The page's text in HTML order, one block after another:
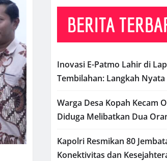
BERITA
Inovasi E-Patmo Lahir di
Tembilahan: Langkah
Warga Desa Kopah Kecam
Diduga Melibatkan Dua
Kapolri Resmikan 80
Konektivitas dan